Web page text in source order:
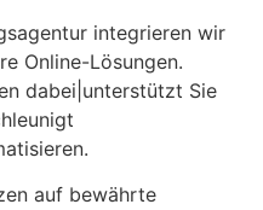
integrieren wir
Online-Lösungen.
dabei|unterstützt Sie
auf bewährte